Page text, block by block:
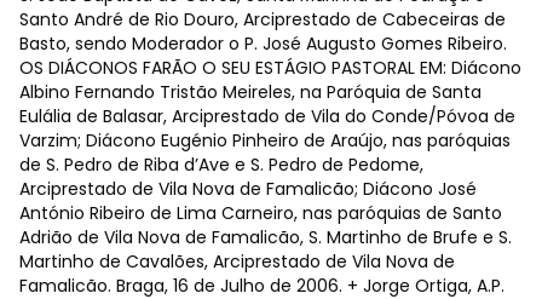
Santo André de Rio Douro, Arciprestado de Cabeceiras de
Basto, sendo Moderador o P. José Augusto Gomes Ribeiro.
OS DIÁCONOS FARÃO O SEU ESTÁGIO PASTORAL EM: Diácono
Albino Fernando Tristão Meireles, na Paróquia de Santa
Eulália de Balasar, Arciprestado de Vila do Conde/Póvoa de
Varzim; Diácono Eugénio Pinheiro de Araújo, nas paróquias
de S. Pedro de Riba d’Ave e S. Pedro de Pedome,
Arciprestado de Vila Nova de Famalicão; Diácono José
António Ribeiro de Lima Carneiro, nas paróquias de Santo
Adrião de Vila Nova de Famalicão, S. Martinho de Brufe e S.
Martinho de Cavalões, Arciprestado de Vila Nova de
Famalicão. Braga, 16 de Julho de 2006. + Jorge Ortiga, A.P.